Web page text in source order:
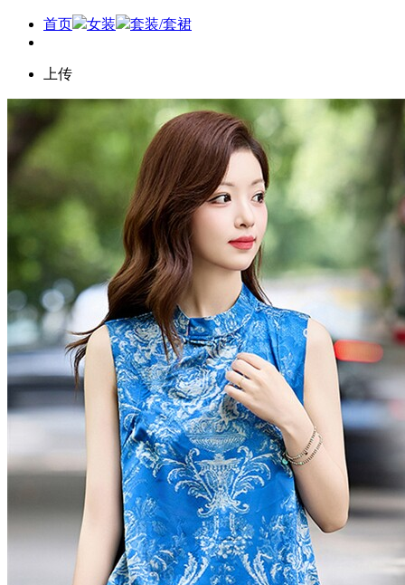
首页 女装 套装/套裙
上传